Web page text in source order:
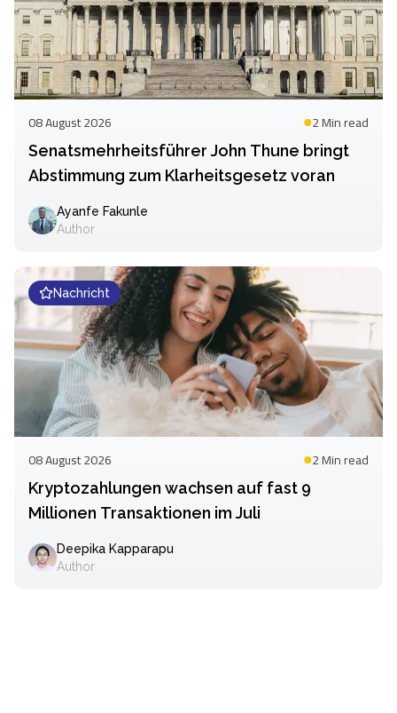
08 August 2026 2 Minread
Senatsmehrheitsführer John Thune bringt
Abstimmung zum Klarheitsgesetz voran
Ayanfe Fakunle
Author
Nachricht
08 August 2026 2 Minread
Kryptozahlungen wachsen auf fast 9
Millionen Transaktionen im Juli
Deepika Kapparapu
Author